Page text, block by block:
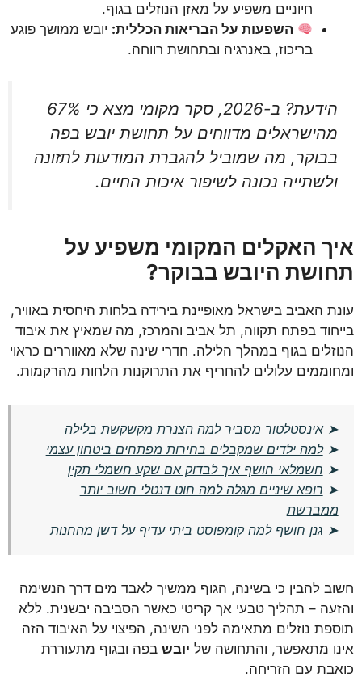
חיוניים משפיע על מאזן הנוזלים בגוף.
השפעות על הבריאות הכללית: יובש ממושך פוגע
בריכוז, באנרגיה ובתחושת רווחה.
הידעת? ב-2026, סקר מקומי מצא כי 67%
מהישראלים מדווחים על תחושת יובש בפה
בבוקר, מה שמוביל להגברת המודעות לתזונה
ולשתייה נכונה לשיפור איכות החיים.
איך האקלים המקומי משפיע על
תחושת היובש בבוקר?
עונת האביב בישראל מאופיינת בירידה בלחות היחסית באוויר,
בייחוד בפתח תקווה, תל אביב והמרכז, מה שמאיץ את איבוד
הנוזלים בגוף במהלך הלילה. חדרי שינה שלא מאווררים כראוי
ומחוממים עלולים להחריף את התרוקנות הלחות מהרקמות.
➤אינסטלטור מסביר למה הצנרת מקשקשת בלילה
➤למה ילדים שמקבלים בחירות מפתחים ביטחון עצמי
➤ חשמלאי חושף איך לבדוק אם שקע חשמלי תקין
➤ רופא שיניים מגלה למה חוט דנטלי חשוב יותר
ממברשת
➤ גנן חושף למה קומפוסט ביתי עדיף על דשן מהחנות
חשוב להבין כי בשינה, הגוף ממשיך לאבד מים דרך הנשימה
והזעה – תהליך טבעי אך קריטי כאשר הסביבה יבשנית. ללא
תוספת נוזלים מתאימה לפני השינה, הפיצוי על האיבוד הזה
אינו מתאפשר, והתחושה של יובש בפה ובגוף מתעוררת
כואבת עם הזריחה.